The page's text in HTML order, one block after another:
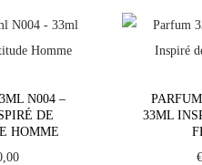
N004 –
DE
HOMME
33ML
€